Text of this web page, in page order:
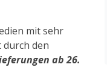
mit sehr
den
ab 26.